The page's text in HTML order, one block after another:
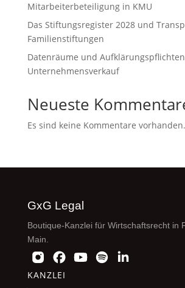
Mitarbeiterbeteiligung in KMU
Das Stiftungsregister 2028 und
Familienstiftungen
Datenräume und
Unternehmensverkauf
Neueste
Es sind keine Kommentare vorhanden.
GxG Legal
Boutique-Kanzlei für Wirtschaftsrecht in
Main.
KANZLEI